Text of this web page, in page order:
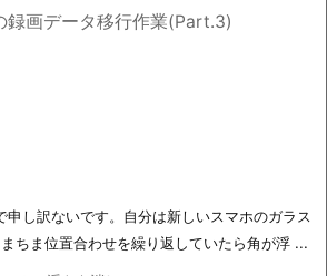
録画データ移行作業(Part.3)
申し訳ないです。自分は新しいスマホのガラス
ちま位置合わせを繰り返していたら角が浮 ...